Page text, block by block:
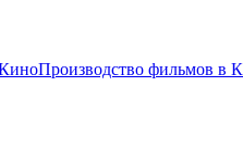
Производство фильмов в